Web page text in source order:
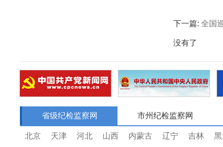
下一篇: 全国
没有了
省级纪检监察网 市州纪检监察网
北京 天津 河北 山西 内蒙古 辽宁 吉林